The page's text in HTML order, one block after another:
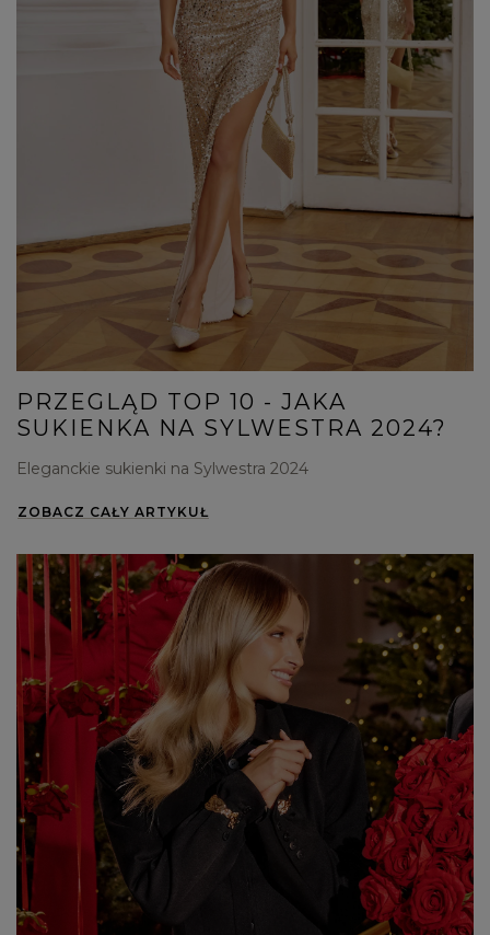
PRZEGLĄD TOP 10 - JAKA
SUKIENKA NA SYLWESTRA 2024?
Eleganckie sukienki na Sylwestra 2024
ZOBACZ CAŁY ARTYKUŁ